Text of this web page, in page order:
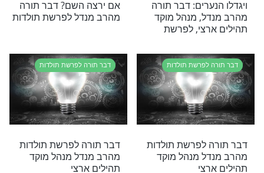
לפרשת תולדות
אמנו דואגת?
זה ההבדל המהותי בין יעקב
לעשיו